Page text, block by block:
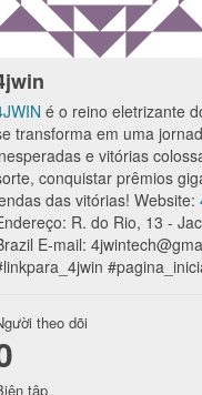
é o reino eletrizante
transforma em uma
e vitórias
conquistar prêmios
das vitórias! Website:
R. do Rio, 13 -
E-mail:
theo dõi
tập